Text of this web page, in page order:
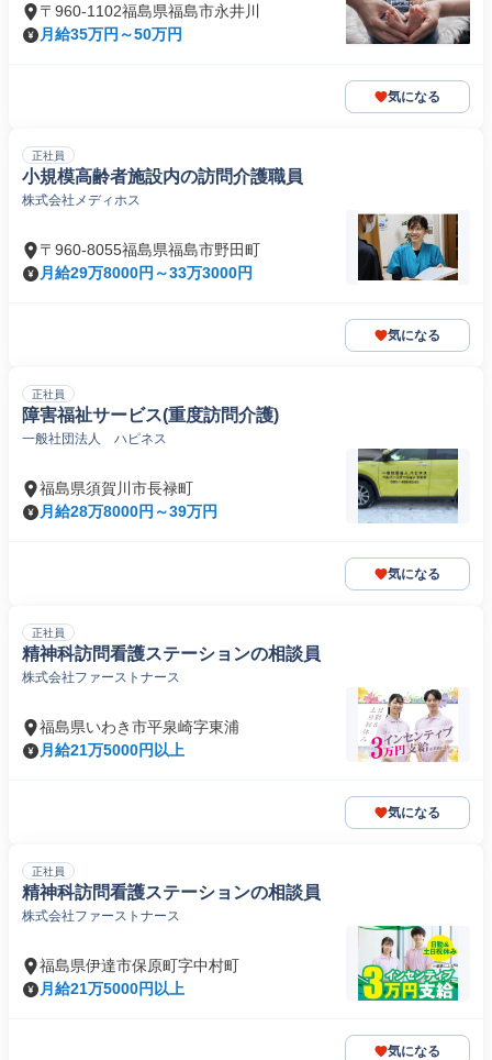
〒960-1102福島県福島市永井川
月給35万円～50万円
気になる
正社員
小規模高齢者施設内の訪問介護職員
株式会社メディホス
〒960-8055福島県福島市野田町
月給29万8000円～33万3000円
気になる
正社員
障害福祉サービス(重度訪問介護)
一般社団法人 ハピネス
福島県須賀川市長禄町
月給28万8000円～39万円
気になる
正社員
精神科訪問看護ステーションの相談員
株式会社ファーストナース
福島県いわき市平泉崎字東浦
月給21万5000円以上
気になる
正社員
精神科訪問看護ステーションの相談員
株式会社ファーストナース
福島県伊達市保原町字中村町
月給21万5000円以上
気になる